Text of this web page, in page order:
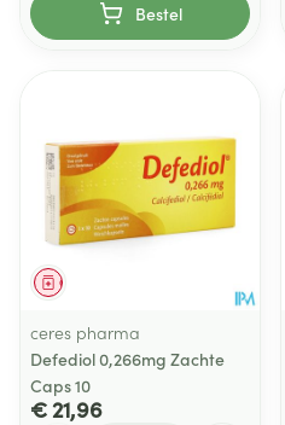
Bestel
Geneesmiddel
ceres pharma
Defediol 0,266mg Zachte
Caps 10
€ 21,96